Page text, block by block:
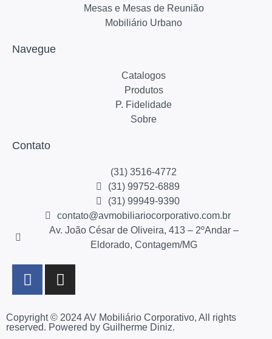
Mesas e Mesas de Reunião
Mobiliário Urbano
Navegue
Catalogos
Produtos
P. Fidelidade
Sobre
Contato
(31) 3516-4772
(31) 99752-6889
(31) 99949-9390
contato@avmobiliariocorporativo.com.br
Av. João César de Oliveira, 413 – 2ºAndar –
Eldorado, Contagem/MG
Copyright © 2024 AV Mobiliário Corporativo, All rights
reserved. Powered by Guilherme Diniz.